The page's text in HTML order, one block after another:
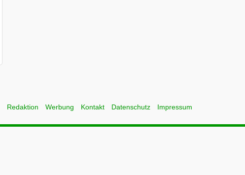
Redaktion Werbung Kontakt Datenschutz Impressum